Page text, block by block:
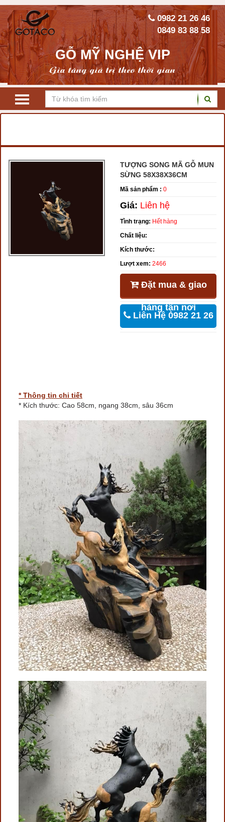
GỖ MỸ NGHỆ VIP
Gia tăng giá trị theo thời gian
0982 21 26 46
0849 83 88 58
TƯỢNG SONG MÃ GỖ MUN
SỪNG 58X38X36CM
Mã sản phẩm : 0
Giá: Liên hệ
Tình trạng: Hết hàng
Chất liệu:
Kích thước:
Lượt xem: 2466
Đặt mua & giao
hàng tận nơi
Liên Hệ 0982 21 26
* Thông tin chi tiết
* Kích thước: Cao 58cm, ngang 38cm, sâu 36cm